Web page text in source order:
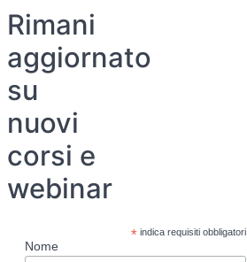
Rimani
aggiornato
su
nuovi
corsi e
webinar
*indica requisiti obbligatori
Nome